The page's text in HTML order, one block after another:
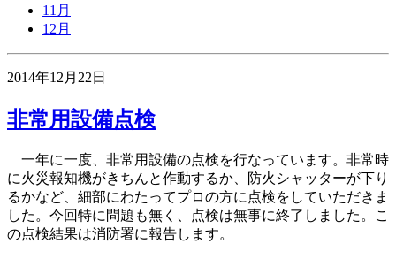
11月
12月
2014年12月22日
非常用設備点検
一年に一度、非常用設備の点検を行なっています。非常時
に火災報知機がきちんと作動するか、防火シャッターが下り
るかなど、細部にわたってプロの方に点検をしていただきま
した。今回特に問題も無く、点検は無事に終了しました。こ
の点検結果は消防署に報告します。